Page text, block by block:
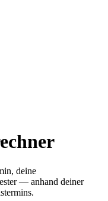
deine
— anhand deiner